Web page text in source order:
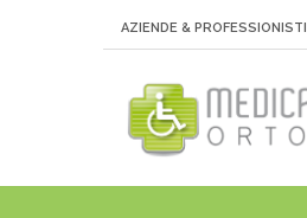
AZIENDE & PROFESSIONISTI